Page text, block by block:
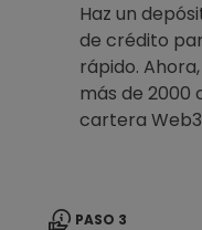
Haz un
de crédito
rápido.
más de 2000
cartera
PASO 3